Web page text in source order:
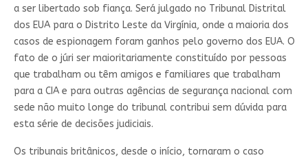
a ser libertado sob fiança. Será julgado no Tribunal Distrital
dos EUA para o Distrito Leste da Virgínia, onde a maioria dos
casos de espionagem foram ganhos pelo governo dos EUA. O
fato de o júri ser maioritariamente constituído por pessoas
que trabalham ou têm amigos e familiares que trabalham
para a CIA e para outras agências de segurança nacional com
sede não muito longe do tribunal contribui sem dúvida para
esta série de decisões judiciais.
Os tribunais britânicos, desde o início, tornaram o caso